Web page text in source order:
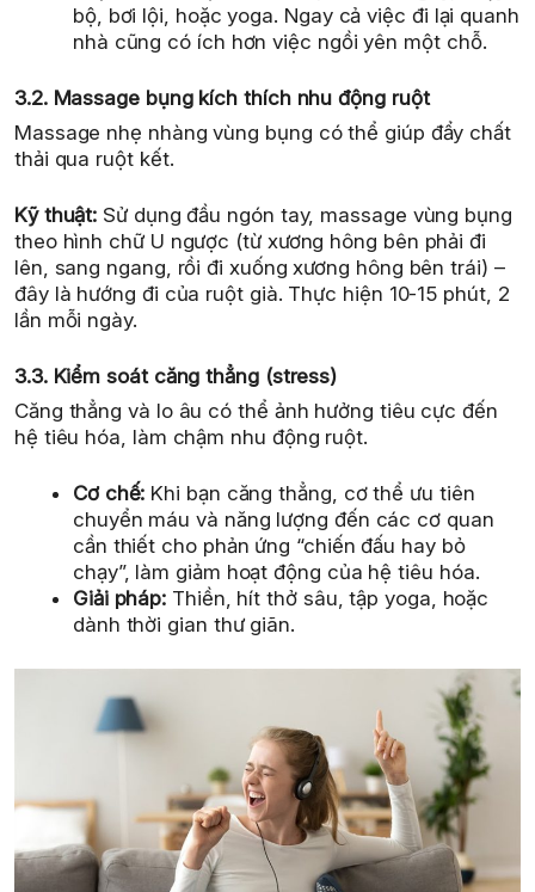
bộ, bơi lội, hoặc yoga. Ngay cả việc đi lại quanh
nhà cũng có ích hơn việc ngồi yên một chỗ.
3.2. Massage bụng kích thích nhu động ruột
Massage nhẹ nhàng vùng bụng có thể giúp đẩy chất
thải qua ruột kết.
Kỹ thuật: Sử dụng đầu ngón tay, massage vùng bụng
theo hình chữ U ngược (từ xương hông bên phải đi
lên, sang ngang, rồi đi xuống xương hông bên trái) –
đây là hướng đi của ruột già. Thực hiện 10-15 phút, 2
lần mỗi ngày.
3.3. Kiểm soát căng thẳng (stress)
Căng thẳng và lo âu có thể ảnh hưởng tiêu cực đến
hệ tiêu hóa, làm chậm nhu động ruột.
Cơ chế: Khi bạn căng thẳng, cơ thể ưu tiên
chuyển máu và năng lượng đến các cơ quan
cần thiết cho phản ứng “chiến đấu hay bỏ
chạy”, làm giảm hoạt động của hệ tiêu hóa.
Giải pháp: Thiền, hít thở sâu, tập yoga, hoặc
dành thời gian thư giãn.